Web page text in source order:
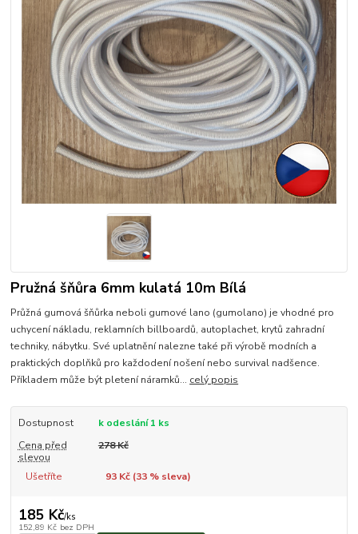
Pružná šňůra 6mm kulatá 10m Bílá
Průžná gumová šňůrka neboli gumové lano (gumolano) je vhodné pro
uchycení nákladu, reklamních billboardů, autoplachet, krytů zahradní
techniky, nábytku. Své uplatnění nalezne také při výrobě modních a
praktických doplňků pro každodení nošení nebo survival nadšence.
Příkladem může být pletení náramků... celý popis
Dostupnost
k odeslání 1 ks
Cena před
slevou
278 Kč
Ušetříte 93 Kč (33% sleva)
185 Kč/ks
152,89 Kč bez DPH